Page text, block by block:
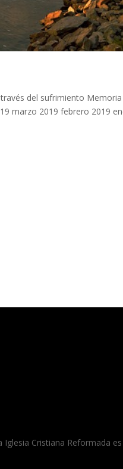
del sufrimiento Memoria
marzo 2019 febrero 2019
Cristiana Reformada